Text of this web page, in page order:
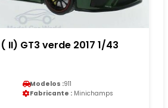
( II) GT3 verde 2017 1/43
Modelos :911
Fabricante : Minichamps